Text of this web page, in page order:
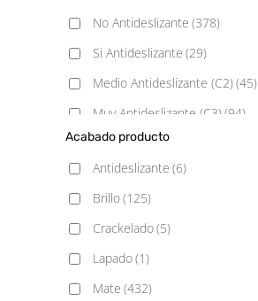
No Antideslizante (378)
Si Antideslizante (29)
Medio Antideslizante (C2)(45)
Muy Antideslizante (C3)(94)
Poco Antideslizante (C1)
Acabado producto
Antideslizante (6)
Brillo(125)
Crackelado(5)
Lapado(1)
Mate (432)